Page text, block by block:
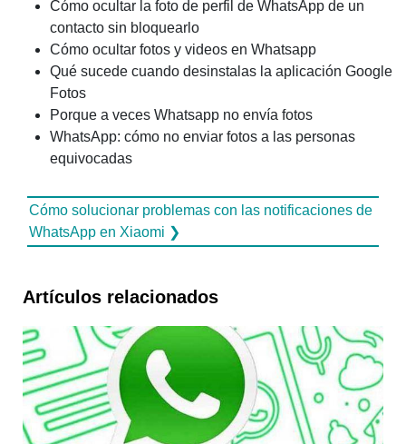
Cómo ocultar la foto de perfil de WhatsApp de un
contacto sin bloquearlo
Cómo ocultar fotos y videos en Whatsapp
Qué sucede cuando desinstalas la aplicación Google
Fotos
Porque a veces Whatsapp no ​​envía fotos
WhatsApp: cómo no enviar fotos a las personas
equivocadas
Cómo solucionar problemas con las notificaciones de
WhatsApp en Xiaomi ❯
Artículos relacionados